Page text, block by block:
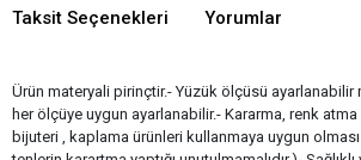
Taksit Seçenekleri Yorumlar
Ürün materyali pirinçtir.- Yüzük ölçüsü ayarlanabilir
her ölçüye uygun ayarlanabilir.- Kararma, renk
bijuteri , kaplama ürünleri kullanmaya uygun